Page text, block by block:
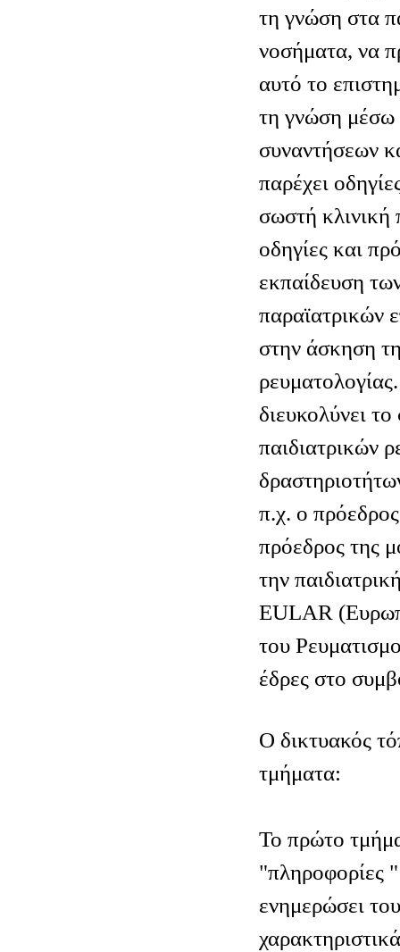
τη γνώση στα
νοσήματα, να
αυτό το
τη γνώση μέσω
συναντήσεων
παρέχει
σωστή κλινική
οδηγίες και
εκπαίδευση
παραϊατρικών
στην άσκηση
διευκολύνει
παιδιατρικών
π.χ. ο
πρόεδρος της
την
EULAR
του
έδρες στο
O δικτυακός
τμήματα:
Το πρώτο
"πληροφορίες
ενημερώσει